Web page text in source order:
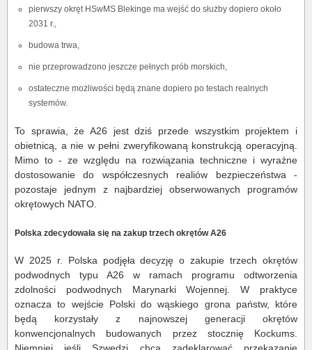
pierwszy okręt HSwMS Blekinge ma wejść do służby dopiero około
2031 r.,
budowa trwa,
nie przeprowadzono jeszcze pełnych prób morskich,
ostateczne możliwości będą znane dopiero po testach realnych
systemów.
To sprawia, że A26 jest dziś przede wszystkim projektem i
obietnicą, a nie w pełni zweryfikowaną konstrukcją operacyjną.
Mimo to - ze względu na rozwiązania techniczne i wyraźne
dostosowanie do współczesnych realiów bezpieczeństwa -
pozostaje jednym z najbardziej obserwowanych programów
okrętowych NATO.
Polska zdecydowała się na zakup trzech okrętów A26
W 2025 r. Polska podjęła decyzję o zakupie trzech okrętów
podwodnych typu A26 w ramach programu odtworzenia
zdolności podwodnych Marynarki Wojennej. W praktyce
oznacza to wejście Polski do wąskiego grona państw, które
będą korzystały z najnowszej generacji okrętów
konwencjonalnych budowanych przez stocznię Kockums.